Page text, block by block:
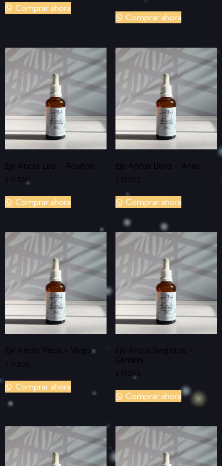
Comprar ahora
Comprar ahora
Eje Ancla Leo – Acuario
$ 31.500
Comprar ahora
Eje Ancla Libra – Aries
$ 31.500
Comprar ahora
Eje Ancla Piscis – Virgo
$ 31.500
Comprar ahora
Eje Ancla Sagitario –
Géminis
$ 31.500
Comprar ahora